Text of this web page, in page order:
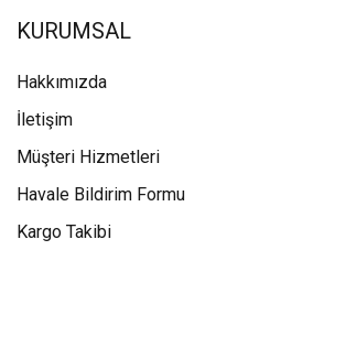
KURUMSAL
Hakkımızda
İletişim
Müşteri Hizmetleri
Havale Bildirim Formu
Kargo Takibi